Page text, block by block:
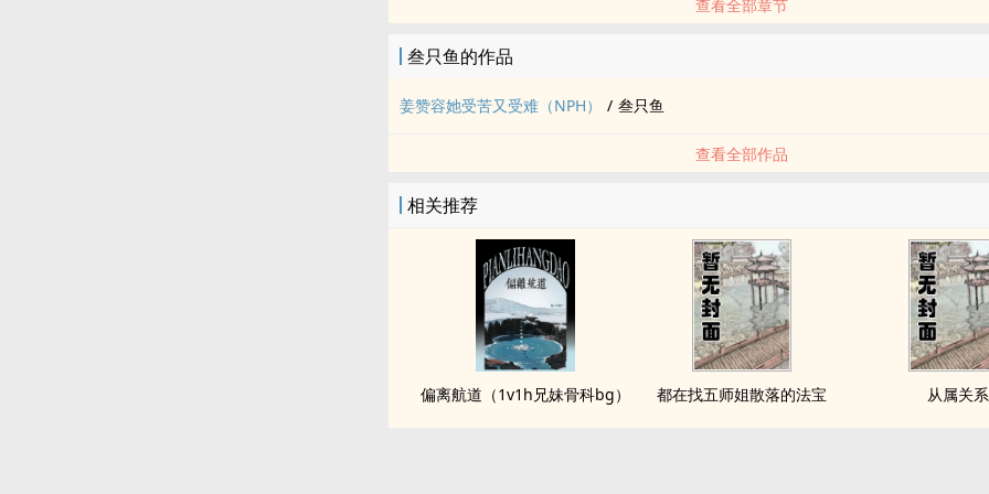
查看全部章节
叁只鱼的作品
姜赞容她受苦又受难（NPH） / 叁只鱼
查看全部作品
相关推荐
偏离航道（1v1h兄妹骨科bg） 都在找五师姐散落的法宝 从属关系